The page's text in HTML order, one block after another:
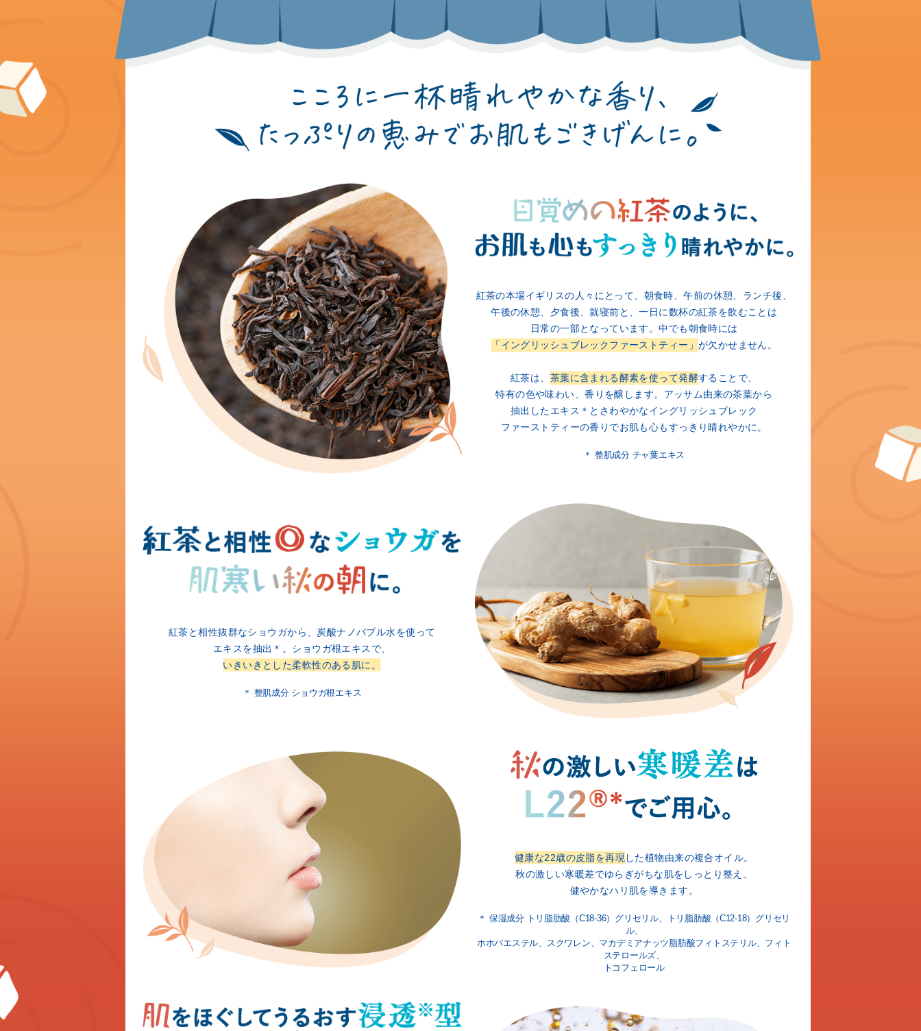
紅茶の本場イギリスの人々にとって、朝食時、午前の休憩、ランチ後、
午後の休憩、夕食後、就寝前と、一日に数杯の紅茶を飲むことは
日常の一部となっています。中でも朝食時には
「イングリッシュブレックファーストティー」 が欠かせません。
紅茶は、 茶葉に含まれる酵素を使って発酵することで、
特有の色や味わい、香りを醸します。 アッサム由来の茶葉から
抽出したエキス＊とさわやかなイングリッシュブレック
ファーストティーの香りでお肌も心もすっきり晴れやかに。
＊ 整肌成分 チャ葉エキス
紅茶と相性抜群なショウガから、 炭酸ナノバブル水を使って
エキスを抽出＊。 ショウガ根エキスで、
いきいきとした柔軟性のある肌に。
＊ 整肌成分 ショウガ根エキス
健康な22歳の皮脂を再現 した植物由来の複合オイル。
秋の激しい寒暖差でゆらぎがちな肌をしっとり整え、
健やかなハリ肌を導きます。
＊ 保湿成分 トリ脂肪酸（C18-36）グリセリル、トリ脂肪酸（C12-18） グリセリ
ル、
ホホバエステル、スクワレン、マカデミアナッツ脂肪酸フィトステリル、 フィト
ステロールズ、
トコフェロール